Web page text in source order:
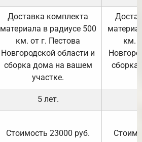
Доставка комплекта
материала в радиусе 500
км. от г. Пестова
Новгородской области и
сборка дома на вашем
участке.
км.
5 лет.
Стоимость 23000 руб.